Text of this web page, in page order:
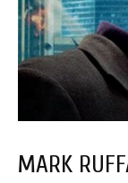
MARK